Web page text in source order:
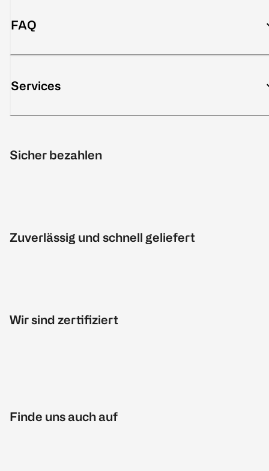
FAQ
Services
Sicher bezahlen
Zuverlässig und schnell geliefert
Wir sind zertifiziert
Finde uns auch auf